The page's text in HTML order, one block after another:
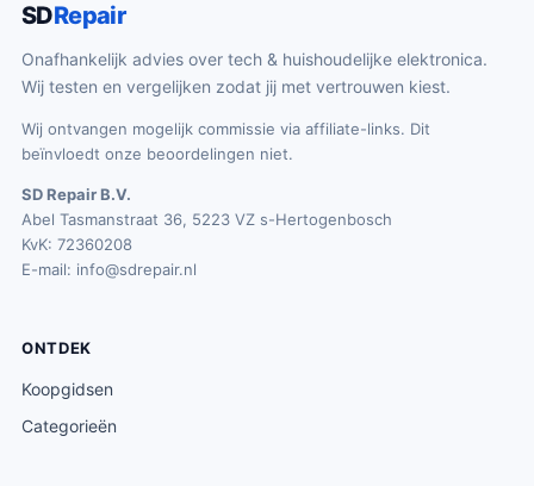
SDRepair
Onafhankelijk advies over tech & huishoudelijke elektronica.
Wij testen en vergelijken zodat jij met vertrouwen kiest.
Wij ontvangen mogelijk commissie via affiliate-links. Dit
beïnvloedt onze beoordelingen niet.
SD Repair B.V.
Abel Tasmanstraat 36, 5223 VZ s-Hertogenbosch
KvK: 72360208
E-mail: info@sdrepair.nl
ONTDEK
Koopgidsen
Categorieën